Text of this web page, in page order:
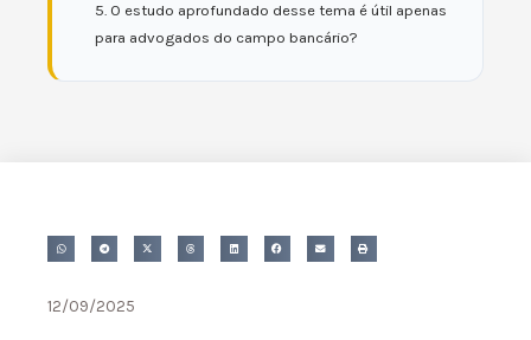
5. O estudo aprofundado desse tema é útil apenas
para advogados do campo bancário?
12/09/2025